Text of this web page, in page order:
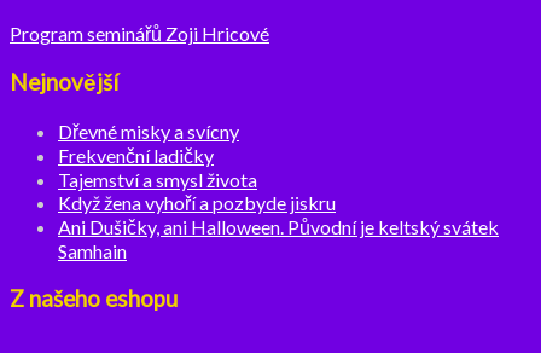
Program seminářů Zoji Hricové
Nejnovější
Dřevné misky a svícny
Frekvenční ladičky
Tajemství a smysl života
Když žena vyhoří a pozbyde jiskru
Ani Dušičky, ani Halloween. Původní je keltský svátek
Samhain
Z našeho eshopu